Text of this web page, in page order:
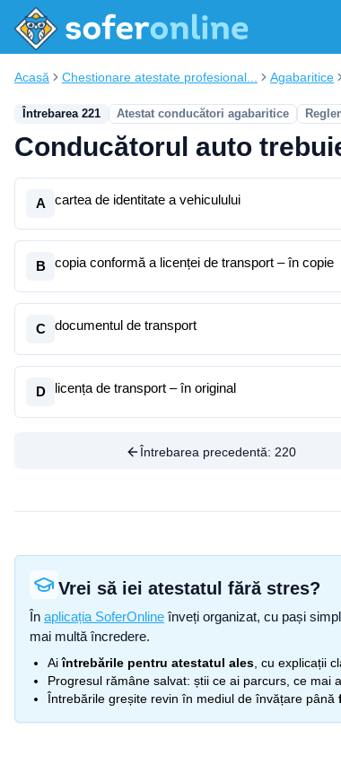
Acasă Chestionare atestate profesional... Agabaritice
Întrebarea 221 Atestat conducători agabaritice
Conducătorul auto
A cartea de identitate a vehiculului
B copia conformă a licenței de transport – în copie
C documentul de transport
D licența de transport – în original
Întrebarea precedentă: 220
Vrei să iei atestatul fără stres?
În aplicația SoferOnline înveți organizat, cu pași
mai multă încredere.
Aiîntrebările pentru atestatul ales , cu explicații
Progresul rămâne salvat: știi ce ai parcurs, ce mai
Întrebările greșite revin în mediul de învățare până